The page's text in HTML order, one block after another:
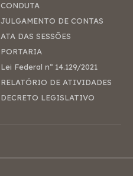
CONDUTA
JULGAMENTO DE CONTAS
ATA DAS SESSÕES
PORTARIA
Lei Federal nº 14.129/2021
RELATÓRIO DE ATIVIDADES
DECRETO LEGISLATIVO